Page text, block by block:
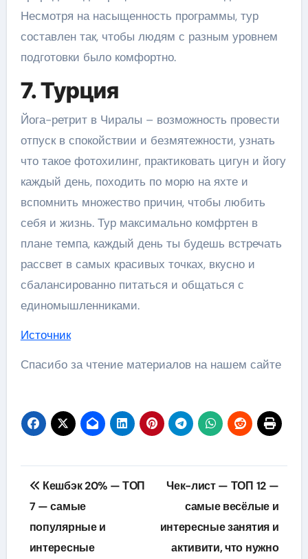
Несмотря на насыщенность программы, тур
составлен так, чтобы людям с разным уровнем
подготовки было комфортно.
7. Турция
Йога-ретрит в Чиралы – возможность провести
отпуск в спокойствии и безмятежности, узнать
что такое фотохилинг, практиковать цигун и йогу
каждый день, походить по морю на яхте и
вспомнить множество причин, чтобы любить
себя и жизнь. Тур максимально комфртен в
плане темпа, каждый день ты будешь встречать
рассвет в самых красивых точках, вкусно и
сбалансированно питаться и общаться с
единомышленниками.
Источник
Спасибо за чтение материалов на нашем сайте
Навигация
по
записям
Кешбэк 20% — ТОП
7 — самые
популярные и
интересные
Чек-лист — ТОП 12 —
самые весёлые и
интересные занятия и
активити, что нужно